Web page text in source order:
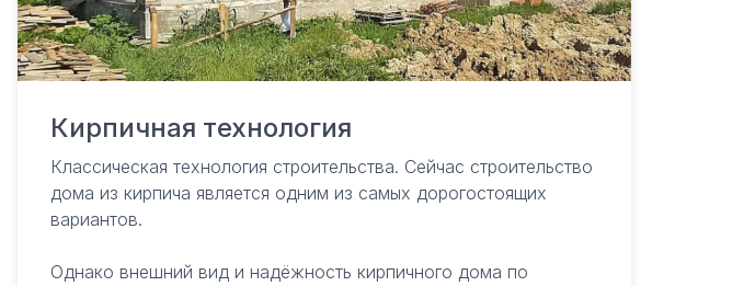
Кирпичная технология
Классическая технология строительства. Сейчас строительство
дома из кирпича является одним из самых дорогостоящих
вариантов.
Однако внешний вид и надёжность кирпичного дома по
Ежедневно с 9.00 до 18.00